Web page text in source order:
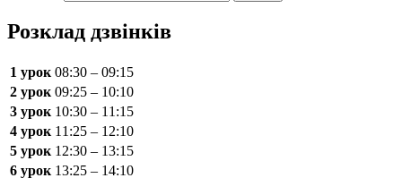
Розклад дзвінків
1 урок 08:30 – 09:15
2 урок 09:25 – 10:10
3 урок 10:30 – 11:15
4 урок 11:25 – 12:10
5 урок 12:30 – 13:15
6 урок 13:25 – 14:10